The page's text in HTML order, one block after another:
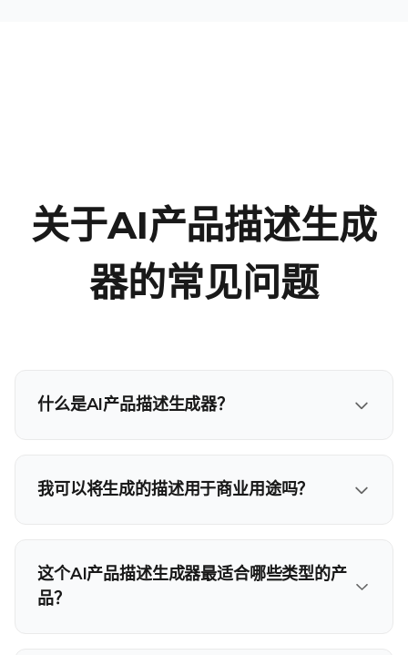
关于AI产品描述生成
器的常见问题
什么是AI产品描述生成器？
我可以将生成的描述用于商业用途吗？
这个AI产品描述生成器最适合哪些类型的产
品？